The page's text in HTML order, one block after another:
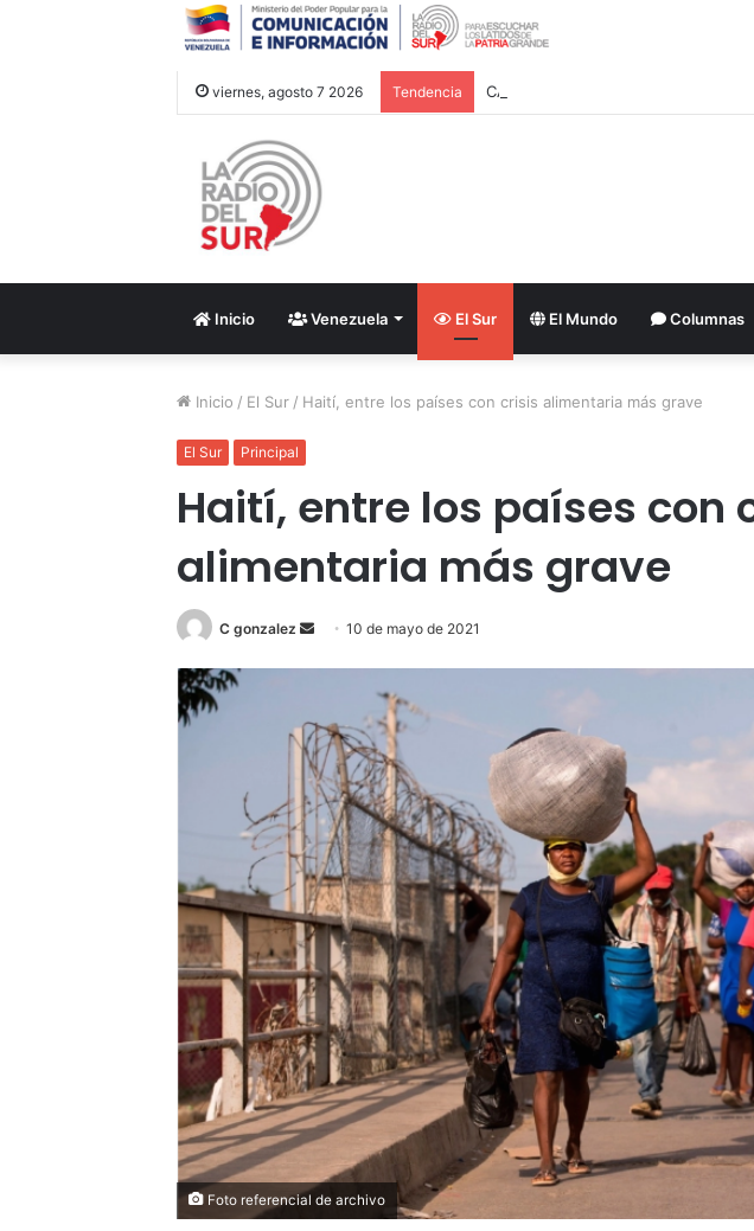
viernes, agosto 7 2026 Tendencia CAC 2026: Venezolano Ricardo
Inicio Venezuela El Sur El Mundo Columnas
Inicio / El Sur / Haití, entre los países con crisis alimentaria más grave
El Sur Principal
Haití, entre los países con
alimentaria más grave
C gonzalez
Send10 de mayo de 2021
Foto referencial de archivo